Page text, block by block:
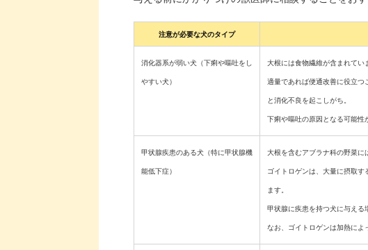
注意が必要な犬のタイプ
消化器系が弱い犬（下痢や嘔吐をし
やすい犬）
大根には食物繊維が含まれてい
適量であれば便通改善に役立つ
と消化不良を起こしがち。
下痢や嘔吐の原因となる可能性
甲状腺疾患のある犬（特に甲状腺機
能低下症）
大根を含むアブラナ科の野菜に
ゴイトロゲンは、大量に摂取
ます。
甲状腺に疾患を持つ犬に与える
なお、ゴイトロゲンは加熱によ